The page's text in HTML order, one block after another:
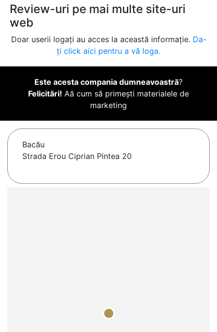
Review-uri pe mai multe site-uri
web
Doar userii logați au acces la această informație. Da-
ți click aici pentru a vă loga.
Este acesta compania dumneavoastră?
Felicitări! Aă cum să primești materialele de
marketing
Bacău
Strada Erou Ciprian Pintea 20